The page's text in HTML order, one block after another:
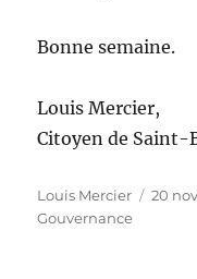
Bonne semaine.
Louis Mercier,
Citoyen de
Auteur
Louis Mercier
Publié
20
Gouvernance